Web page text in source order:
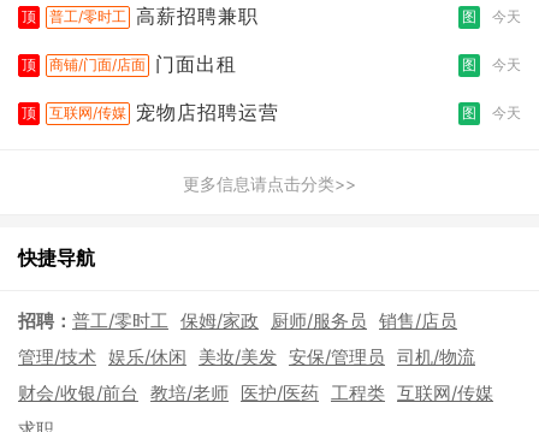
顶 普工/零时工 高薪招聘兼职 图 今天
顶 商铺/门面/店面 门面出租 图 今天
顶 互联网/传媒 宠物店招聘运营 图 今天
更多信息请点击分类>>
快捷导航
招聘： 普工/零时工 保姆/家政 厨师/服务员 销售/店员
管理/技术 娱乐/休闲 美妆/美发 安保/管理员 司机/物流
财会/收银/前台 教培/老师 医护/医药 工程类 互联网/传媒